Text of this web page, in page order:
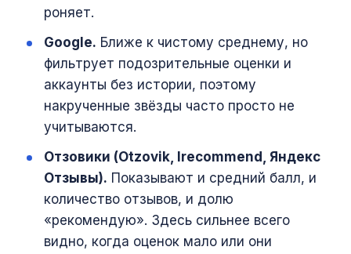
роняет.
Google. Ближе к чистому среднему, но
фильтрует подозрительные оценки и
аккаунты без истории, поэтому
накрученные звёзды часто просто не
учитываются.
Отзовики (Otzovik, Irecommend, Яндекс
Отзывы). Показывают и средний балл, и
количество отзывов, и долю
«рекомендую». Здесь сильнее всего
видно, когда оценок мало или они